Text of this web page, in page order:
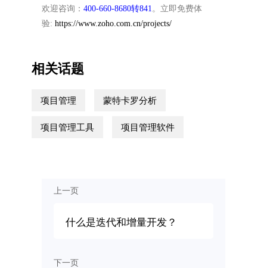
欢迎咨询： 400-660-8680转841。立即免费体
验: https://www.zoho.com.cn/projects/
相关话题
项目管理 蒙特卡罗分析
项目管理工具 项目管理软件
上一页
什么是迭代和增量开发？
下一页